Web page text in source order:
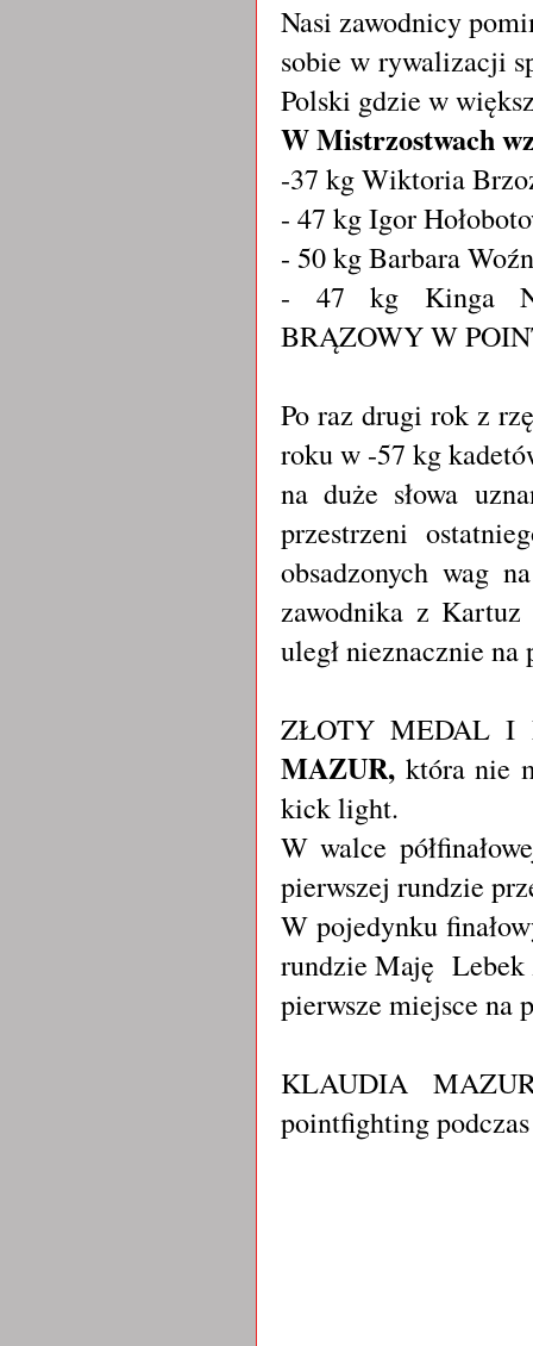
Nasi zawodnicy
sobie w rywalizacji
Polski gdzie w
W Mistrzostwach
-37 kg Wiktoria
- 47 kg Igor
- 50 kg Barbara
- 47 kg Kinga
BRĄZOWY W
Po raz drugi rok z
roku w -57 kg
na duże słowa
przestrzeni
obsadzonych wag
zawodnika z
uległ nieznacznie
ZŁOTY MEDAL I
MAZUR, która nie
kick light.
W walce
pierwszej rundzie
W pojedynku
rundzie Maję
pierwsze miejsce
KLAUDIA
pointfighting